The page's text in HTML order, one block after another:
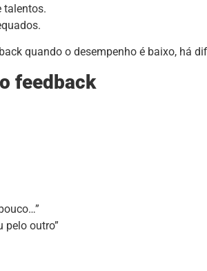
talentos.
quando o desempenho é baixo, há
feedback
pelo outro”